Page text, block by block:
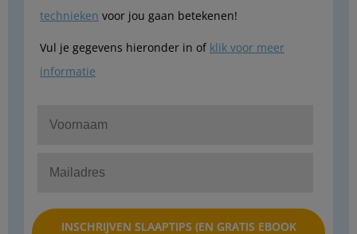
technieken voor jou gaan betekenen!
Vul je gegevens hieronder in of klik voor meer
informatie